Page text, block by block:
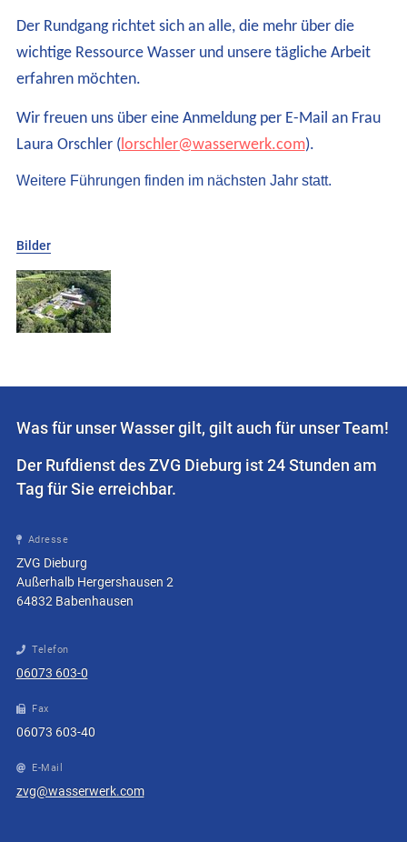
Der Rundgang richtet sich an alle, die mehr über die
wichtige Ressource Wasser und unsere tägliche Arbeit
erfahren möchten.
Wir freuen uns über eine Anmeldung per E-Mail an Frau
Laura Orschler (lorschler@wasserwerk.com).
Weitere Führungen finden im nächsten Jahr statt.
Bilder
Was für unser Wasser gilt, gilt auch für unser Team!
Der Rufdienst des ZVG Dieburg ist 24 Stunden am
Tag für Sie erreichbar.
Adresse
ZVG Dieburg
Außerhalb Hergershausen 2
64832 Babenhausen
Telefon
06073 603-0
Fax
06073‍ 603-40
E-Mail
zvg@wasserwerk.com